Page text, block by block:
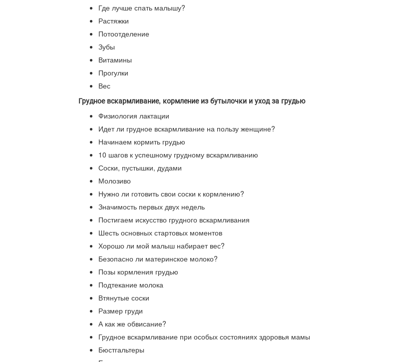
Где лучше спать малышу?
Растяжки
Потоотделение
Зубы
Витамины
Прогулки
Вес
Грудное вскармливание, кормление из бутылочки и уход за грудью
Физиология лактации
Идет ли грудное вскармливание на пользу женщине?
Начинаем кормить грудью
10 шагов к успешному грудному вскармливанию
Соски, пустышки, дудами
Молозиво
Нужно ли готовить свои соски к кормлению?
Значимость первых двух недель
Постигаем искусство грудного вскармливания
Шесть основных стартовых моментов
Хорошо ли мой малыш набирает вес?
Безопасно ли материнское молоко?
Позы кормления грудью
Подтекание молока
Втянутые соски
Размер груди
А как же обвисание?
Грудное вскармливание при особых состояниях здоровья мамы
Бюстгальтеры